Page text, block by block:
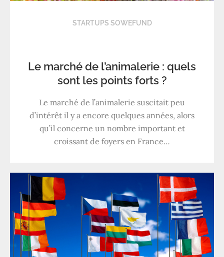
STARTUPS SOWEFUND
Le marché de l’animalerie : quels
sont les points forts ?
Le marché de l’animalerie suscitait peu
d’intérêt il y a encore quelques années, alors
qu’il concerne un nombre important et
croissant de foyers en France…